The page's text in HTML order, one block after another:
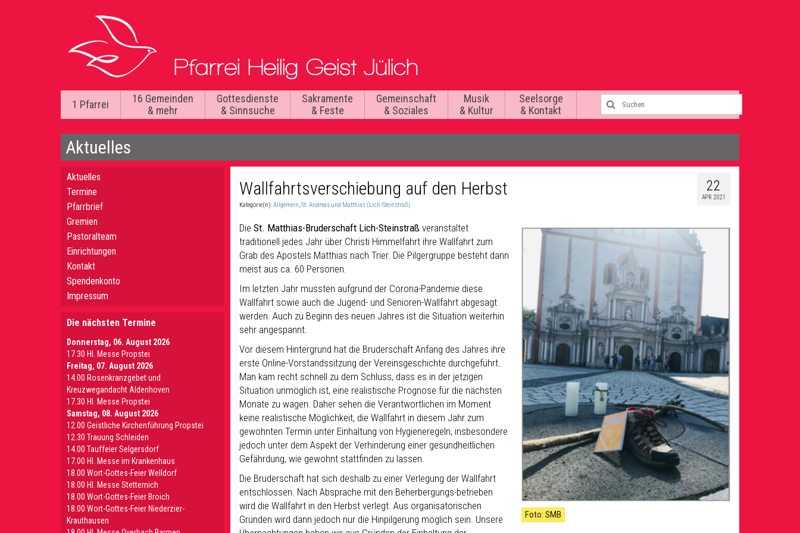
1 Pfarrei
16 Gemeinden
& mehr
Gottesdienste
& Sinnsuche
Sakramente
& Feste
Gemeinschaft
& Soziales
Musik
& Kultur
Seelsorge
& Kontakt
Aktuelles
22
APR. 2021
Wallfahrtsverschiebung auf den Herbst
Kategorie(n):Allgemein,St. Andreas und Matthias (Lich-Steinstraß)
Foto: SMB
Die St. Matthias-Bruderschaft Lich-Steinstraß veranstaltet
traditionell jedes Jahr über Christi Himmelfahrt ihre Wallfahrt zum
Grab des Apostels Matthias nach Trier. Die Pilgergruppe besteht dann
meist aus ca. 60 Personen.
Im letzten Jahr mussten aufgrund der Corona-Pandemie diese
Wallfahrt sowie auch die Jugend- und Senioren-Wallfahrt abgesagt
werden. Auch zu Beginn des neuen Jahres ist die Situation weiterhin
sehr angespannt.
Vor diesem Hintergrund hat die Bruderschaft Anfang des Jahres ihre
erste Online-Vorstandssitzung der Vereinsgeschichte durchgeführt.
Man kam recht schnell zu dem Schluss, dass es in der jetzigen
Situation unmöglich ist, eine realistische Prognose für die nächsten
Monate zu wagen. Daher sehen die Verantwortlichen im Moment
keine realistische Möglichkeit, die Wallfahrt in diesem Jahr zum
gewohnten Termin unter Einhaltung von Hygieneregeln, insbesondere
jedoch unter dem Aspekt der Verhinderung einer gesundheitlichen
Gefährdung, wie gewohnt stattfinden zu lassen.
Die Bruderschaft hat sich deshalb zu einer Verlegung der Wallfahrt
entschlossen. Nach Absprache mit den Beherbergungs-betrieben
wird die Wallfahrt in den Herbst verlegt. Aus organisatorischen
Gründen wird dann jedoch nur die Hinpilgerung möglich sein. Unsere
Aktuelles
Termine
Pfarrbrief
Gremien
Pastoralteam
Einrichtungen
Kontakt
Spendenkonto
Impressum
Die nächsten Termine
Donnerstag, 06. August 2026
17.30 Hl. Messe Propstei
Freitag, 07. August 2026
14.00 Rosenkranzgebet und
Kreuzwegandacht Aldenhoven
17.30 Hl. Messe Propstei
Samstag, 08. August 2026
12.00 Geistliche Kirchenführung Propstei
12.30 Trauung Schleiden
14.00 Tauffeier Selgersdorf
17.00 Hl. Messe im Krankenhaus
18.00 Wort-Gottes-Feier Welldorf
18.00 Hl. Messe Stetternich
18.00 Wort-Gottes-Feier Broich
18.00 Wort-Gottes-Feier Niederzier-
Krauthausen